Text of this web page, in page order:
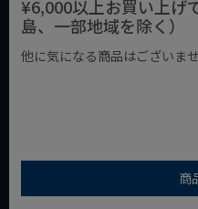
¥6,000以上お買い上げ
島、一部地域を除く）
他に気になる商品はございま
商